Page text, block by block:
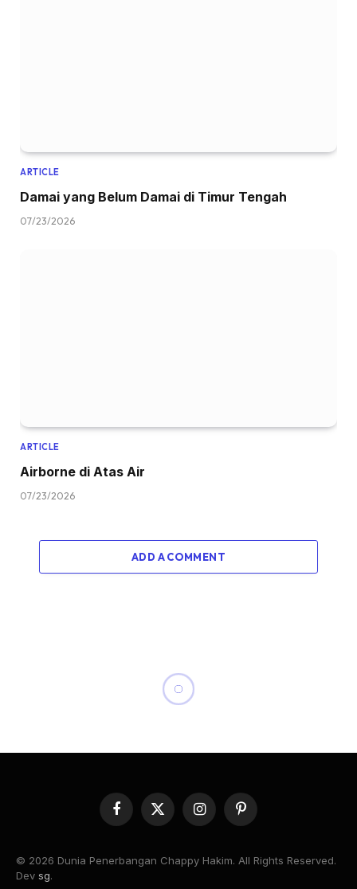
ARTICLE
Damai yang Belum Damai di Timur Tengah
07/23/2026
ARTICLE
Airborne di Atas Air
07/23/2026
ADD A COMMENT
Facebook
X
InstagramPinterest
© 2026 Dunia Penerbangan Chappy Hakim. All Rights Reserved.
Dev sg.